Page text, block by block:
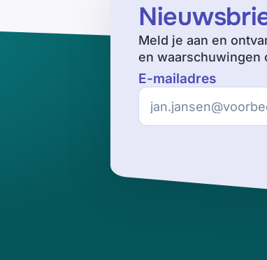
Meld je aan en
en waarschuwingen
E-mailadres